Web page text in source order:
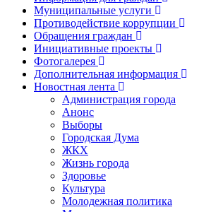
Муниципальные услуги
Противодействие коррупции
Обращения граждан
Инициативные проекты
Фотогалерея
Дополнительная информация
Новостная лента
Администрация города
Анонс
Выборы
Городская Дума
ЖКХ
Жизнь города
Здоровье
Культура
Молодежная политика